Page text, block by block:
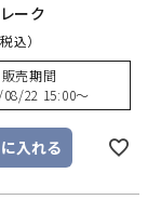
ーク
販売期間
22 15:00〜
入れる